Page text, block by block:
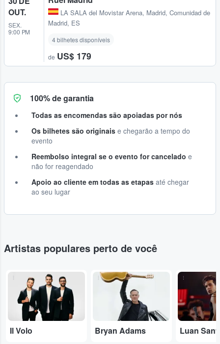
OUT.
SEX.
9:00 PM
LA SALA del Movistar Arena, Madrid, Comunidad de
Madrid, ES
4 bilhetes disponíveis
de US$ 179
100% de garantia
Todas as encomendas são apoiadas por nós
Os bilhetes são originais e chegarão a tempo do
evento
Reembolso integral se o evento for cancelado e
não for reagendado
Apoio ao cliente em todas as etapas até chegar
ao seu lugar
Artistas populares perto de você
Il Volo
...
Bryan Adams
...
Luan